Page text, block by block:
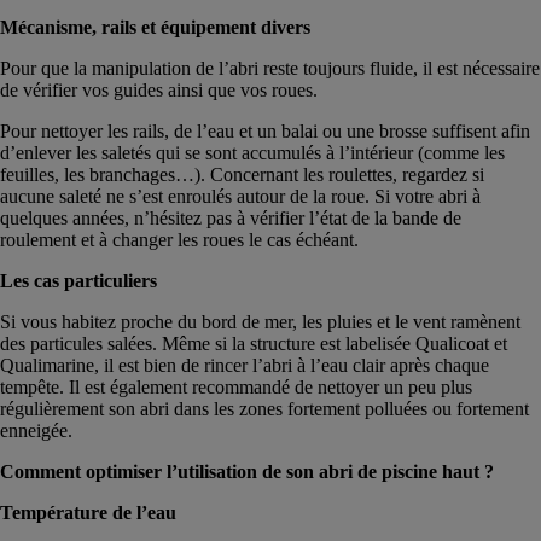
Mécanisme, rails et équipement divers
Pour que la manipulation de l’abri reste toujours fluide, il est nécessaire
de vérifier vos guides ainsi que vos roues.
Pour nettoyer les rails, de l’eau et un balai ou une brosse suffisent afin
d’enlever les saletés qui se sont accumulés à l’intérieur (comme les
feuilles, les branchages…). Concernant les roulettes, regardez si
aucune saleté ne s’est enroulés autour de la roue. Si votre abri à
quelques années, n’hésitez pas à vérifier l’état de la bande de
roulement et à changer les roues le cas échéant.
Les cas particuliers
Si vous habitez proche du bord de mer, les pluies et le vent ramènent
des particules salées. Même si la structure est labelisée Qualicoat et
Qualimarine, il est bien de rincer l’abri à l’eau clair après chaque
tempête. Il est également recommandé de nettoyer un peu plus
régulièrement son abri dans les zones fortement polluées ou fortement
enneigée.
Comment optimiser l’utilisation de son abri de piscine haut ?
Température de l’eau